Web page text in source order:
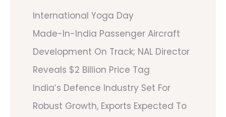
International Yoga Day
Made-In-India Passenger Aircraft
Development On Track; NAL Director
Reveals $2 Billion Price Tag
India’s Defence Industry Set For
Robust Growth, Exports Expected To